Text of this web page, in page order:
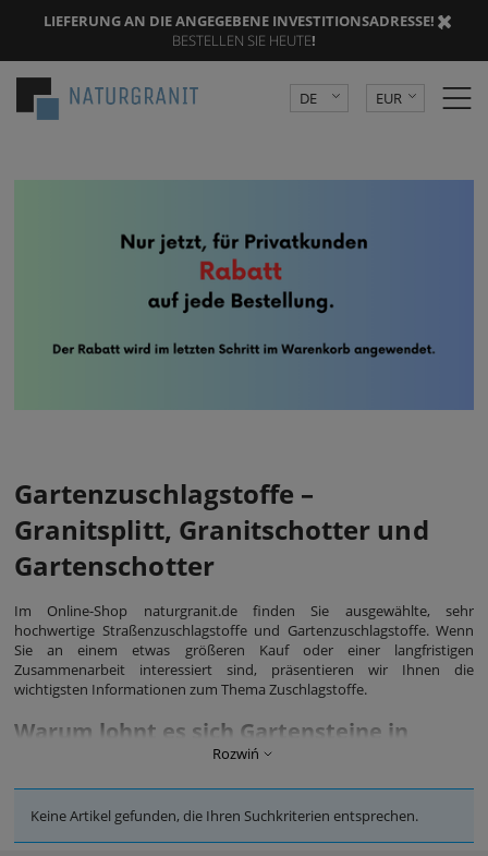
LIEFERUNG AN DIE ANGEGEBENE INVESTITIONSADRESSE! |
BESTELLEN SIE HEUTE!
DE
EUR
Gartenzuschlagstoffe –
Granitsplitt, Granitschotter und
Gartenschotter
Im Online-Shop naturgranit.de finden Sie ausgewählte, sehr
hochwertige Straßenzuschlagstoffe und Gartenzuschlagstoffe. Wenn
Sie an einem etwas größeren Kauf oder einer langfristigen
Zusammenarbeit interessiert sind, präsentieren wir Ihnen die
wichtigsten Informationen zum Thema Zuschlagstoffe.
Warum lohnt es sich Gartensteine in
unserem Online-Shop auszuwählen?
von Räumen rund um Wohn- und Gewerbeimmobilien und
Institutionen bestimmt sind. Die Verwaltung von Grünflächen im
Rozwiń
Keine Artikel gefunden, die Ihren Suchkriterien entsprechen.